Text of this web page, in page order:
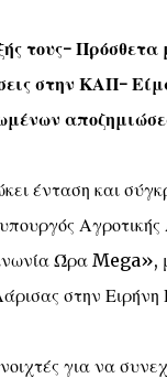
τους-
στην ΚΑΠ-
ένταση και
Ώρα Mega»,
στην
για να